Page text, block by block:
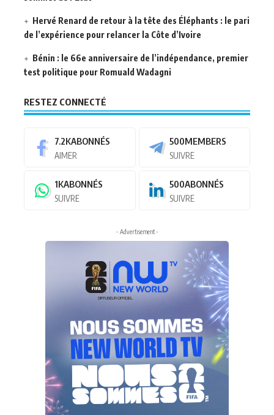
Hervé Renard de retour à la tête des Éléphants : le pari
de l’expérience pour relancer la Côte d’Ivoire
Bénin : le 66e anniversaire de l’indépendance, premier
test politique pour Romuald Wadagni
RESTEZ CONNECTÉ
7.2KABONNÉS
AIMER
500MEMBERS
SUIVRE
1KABONNÉS
SUIVRE
500ABONNÉS
SUIVRE
- Advertisement -